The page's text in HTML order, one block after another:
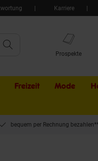
Karriere
Prospekte
Freizeit Mode
bequem per Rechnung